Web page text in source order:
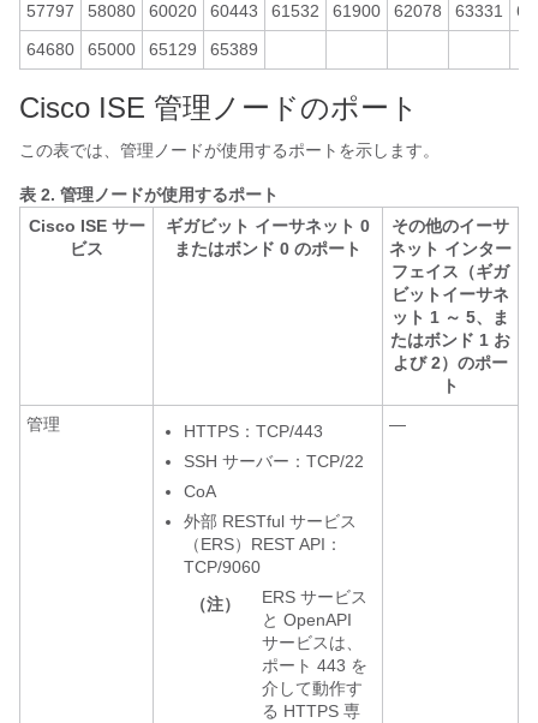
57797
58080 60020 60443 61532 61900 62078 63331
64680
65000 65129 65389
Cisco ISE 管理ノードのポート
この表では、管理ノードが使用するポートを示します。
表 2. 管理ノードが使用するポート
Cisco ISE サー
ビス
ギガビット イーサネット 0
またはボンド 0 のポート
その他のイーサ
ネット インター
フェイス（ギガ
ビットイーサネ
ット 1 ～ 5、ま
たはボンド 1 お
よび 2）のポー
ト
管理
HTTPS：TCP/443
SSH サーバー：TCP/22
CoA
外部 RESTful サービス
（ERS）REST API：
TCP/9060
（注）
ERS サービス
と OpenAPI
サービスは、
ポート 443 を
介して動作す
る HTTPS 専
—